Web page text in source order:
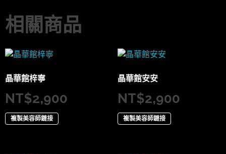
相關商品
晶華館梓寧
NT$2,900
複製美容師鏈接
晶華館安安
NT$2,900
複製美容師鏈接